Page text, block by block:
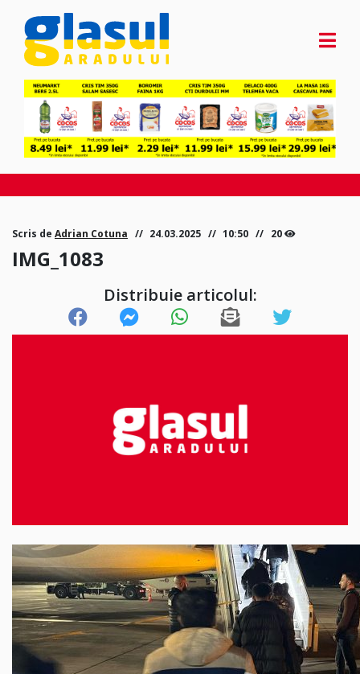
Scris de Adrian Cotuna 24.03.2025 10:50 20
IMG_1083
Distribuie articolul: